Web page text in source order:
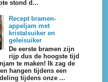
stond d...
Recept bramen-
appeljam met
kristalsuiker en
geleisuiker
De eerste bramen zijn
rijp dus de hoogste tijd
te maken! Ik zag de
hangen tijdens een
tijdens onze ...